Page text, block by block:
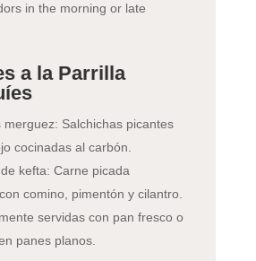
in the morning or late
a la Parrilla
merguez: Salchichas picantes
cocinadas al carbón.
kefta: Carne picada
comino, pimentón y cilantro.
servidas con pan fresco o
panes planos.